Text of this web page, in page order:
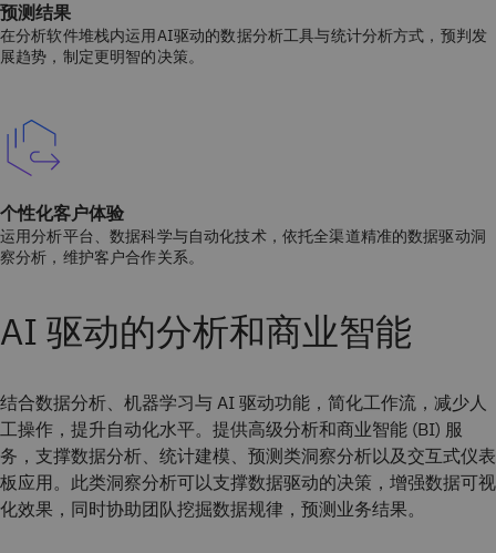
预测结果
在分析软件堆栈内运用AI驱动的数据分析工具与统计分析方式，预判发
展趋势，制定更明智的决策。
个性化客户体验
运用分析平台、数据科学与自动化技术，依托全渠道精准的数据驱动洞
察分析，维护客户合作关系。
AI 驱动的分析和商业智能
结合数据分析、机器学习与 AI 驱动功能，简化工作流，减少人
工操作，提升自动化水平。提供高级分析和商业智能 (BI) 服
务，支撑数据分析、统计建模、预测类洞察分析以及交互式仪表
板应用。此类洞察分析可以支撑数据驱动的决策，增强数据可视
化效果，同时协助团队挖掘数据规律，预测业务结果。